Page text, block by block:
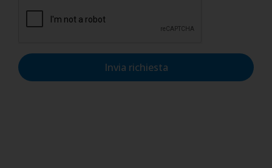
Invia richiesta